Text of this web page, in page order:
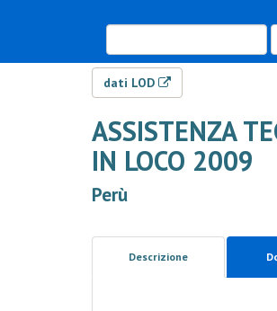
dati LOD
ASSISTENZA
IN LOCO 2009
Perù
Descrizione